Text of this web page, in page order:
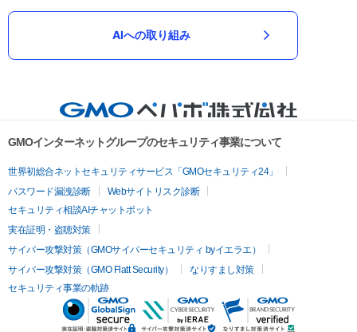
AIへの取り組み
GMOインターネットグループのセキュリティ事業について
世界初総合ネットセキュリティサービス「GMOセキュリティ24」
パスワード漏洩診断
Webサイトリスク診断
セキュリティ相談AIチャットボット
実在証明・盗聴対策
サイバー攻撃対策（GMOサイバーセキュリティ byイエラエ）
サイバー攻撃対策（GMO Flatt Security）
なりすまし対策
セキュリティ事業の軌跡